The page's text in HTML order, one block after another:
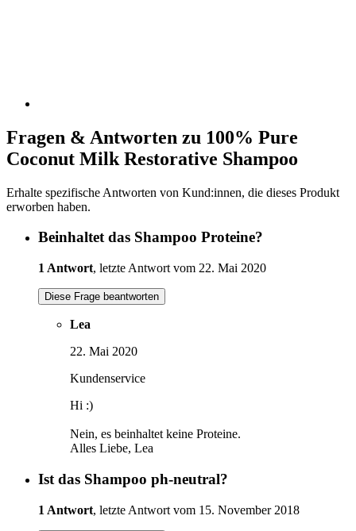
Fragen & Antworten zu 100% Pure
Coconut Milk Restorative Shampoo
Erhalte spezifische Antworten von Kund:innen, die dieses Produkt
erworben haben.
Beinhaltet das Shampoo Proteine?
1 Antwort, letzte Antwort vom 22. Mai 2020
Diese Frage beantworten
Lea
22. Mai 2020
Kundenservice
Hi :)
Nein, es beinhaltet keine Proteine.
Alles Liebe, Lea
Ist das Shampoo ph-neutral?
1 Antwort, letzte Antwort vom 15. November 2018